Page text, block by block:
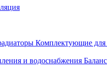
Комплектующие для
и водоснабжения